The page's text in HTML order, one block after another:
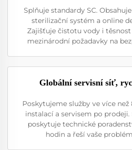
Splňuje standardy SC.
sterilizační systém a online
Zajišťuje čistotu vody i
mezinárodní požadavky na
Globální servisní síť,
Poskytujeme služby ve více
instalací a servisem po
poskytuje technické
hodin a řeší vaše